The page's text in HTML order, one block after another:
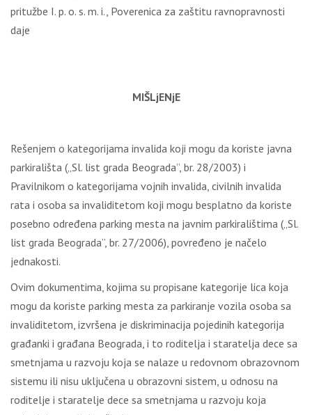
pritužbe I. p. o. s. m. i., Poverenica za zaštitu ravnopravnosti
daje
MIŠLjENjE
Rešenjem o kategorijama invalida koji mogu da koriste javna
parkirališta („Sl. list grada Beograda”, br. 28/2003) i
Pravilnikom o kategorijama vojnih invalida, civilnih invalida
rata i osoba sa invaliditetom koji mogu besplatno da koriste
posebno određena parking mesta na javnim parkiralištima („Sl.
list grada Beograda”, br. 27/2006), povređeno je načelo
jednakosti.
Ovim dokumentima, kojima su propisane kategorije lica koja
mogu da koriste parking mesta za parkiranje vozila osoba sa
invaliditetom, izvršena je diskriminacija pojedinih kategorija
građanki i građana Beograda, i to roditelja i staratelja dece sa
smetnjama u razvoju koja se nalaze u redovnom obrazovnom
sistemu ili nisu uključena u obrazovni sistem, u odnosu na
roditelje i staratelje dece sa smetnjama u razvoju koja